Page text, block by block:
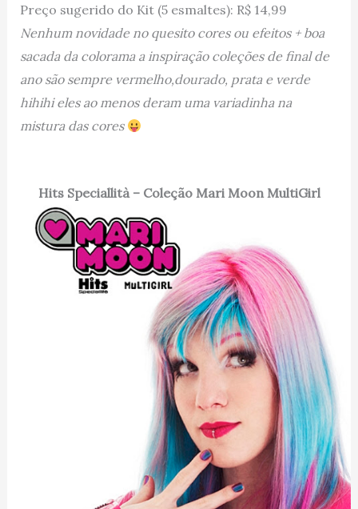
Preço sugerido do Kit (5 esmaltes): R$ 14,99
Nenhum novidade no quesito cores ou efeitos + boa
sacada da colorama a inspiração coleções de final de
ano são sempre vermelho,dourado, prata e verde
hihihi eles ao menos deram uma variadinha na
mistura das cores
Hits Speciallità – Coleção Mari Moon MultiGirl